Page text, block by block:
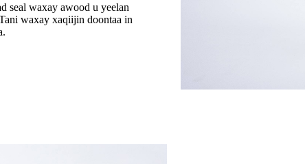
seal waxay awood u yeelan
waxay xaqiijin doontaa in